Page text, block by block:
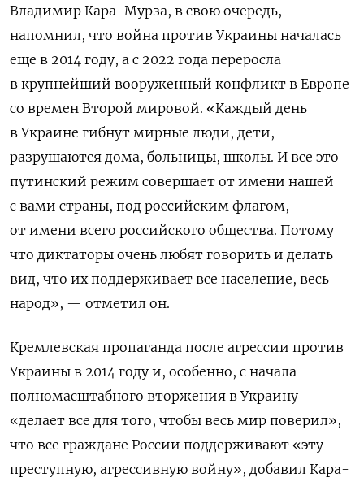
Владимир Кара-Мурза, в свою очередь,
напомнил, что война против Украины началась
еще в 2014 году, а с 2022 года переросла
в крупнейший вооруженный конфликт в Европе
со времен Второй мировой. «Каждый день
в Украине гибнут мирные люди, дети,
разрушаются дома, больницы, школы. И все это
путинский режим совершает от имени нашей
с вами страны, под российским флагом,
от имени всего российского общества. Потому
что диктаторы очень любят говорить и делать
вид, что их поддерживает все население, весь
народ», — отметил он.
Кремлевская пропаганда после агрессии против
Украины в 2014 году и, особенно, с начала
полномасштабного вторжения в Украину
«делает все для того, чтобы весь мир поверил»,
что все граждане России поддерживают «эту
преступную, агрессивную войну», добавил Кара-